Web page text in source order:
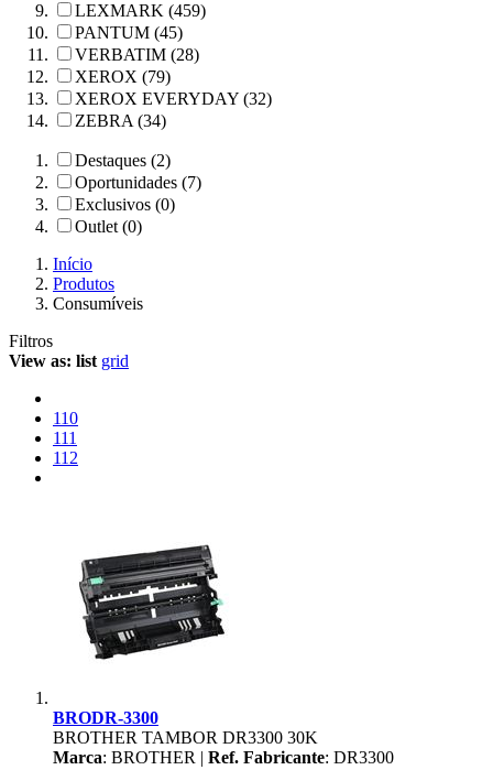
LEXMARK (459)
PANTUM (45)
VERBATIM (28)
XEROX (79)
XEROX EVERYDAY (32)
ZEBRA (34)
Destaques (2)
Oportunidades (7)
Exclusivos (0)
Outlet (0)
Início
Produtos
Consumíveis
Filtros
View as: list grid
110
111
112
BRODR-3300
BROTHER TAMBOR DR3300 30K
Marca: BROTHER | Ref. Fabricante: DR3300